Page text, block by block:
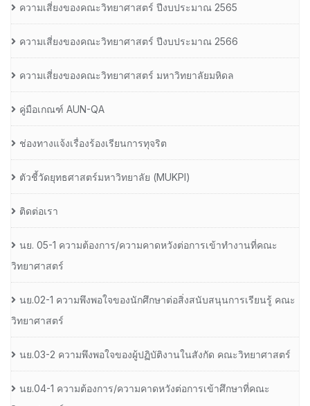
ความเสี่ยงของคณะวิทยาศาสตร์ ปีงบประมาณ 2565
ความเสี่ยงของคณะวิทยาศาสตร์ ปีงบประมาณ 2566
ความเสี่ยงของคณะวิทยาศาสตร์ มหาวิทยาลัยมหิดล
คู่มือเกณฑ์ AUN-QA
ช่องทางแจ้งเรื่องร้องเรียนการทุจริต
ตัวชี้วัดยุทธศาสตร์มหาวิทยาลัย (MUKPI)
ติดต่อเรา
นย. 05-1 ความต้องการ/ความคาดหวังต่อการเข้าทำงานที่คณะ
วิทยาศาสตร์
นย.02-1 ความพึงพอใจของนักศึกษาต่อสิ่งสนับสนุนการเรียนรู้ คณะ
วิทยาศาสตร์
นย.03-2 ความพึงพอใจของผู้ปฏิบัติงานในสังกัด คณะวิทยาศาสตร์
นย.04-1 ความต้องการ/ความคาดหวังต่อการเข้าศึกษาที่คณะ